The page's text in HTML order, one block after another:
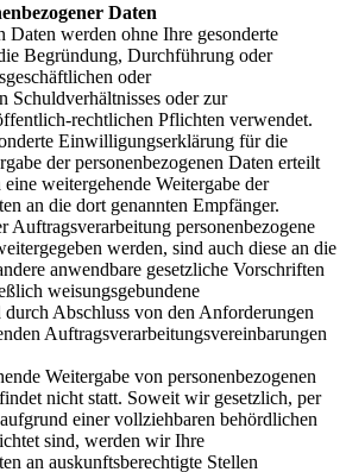
Daten
Daten werden ohne Ihre gesonderte
Begründung, Durchführung oder
oder
Schuldverhältnisses oder zur
rechtlichen Pflichten verwendet.
Einwilligungserklärung für die
der personenbezogenen Daten erteilt
weitergehende Weitergabe der
an die dort genannten Empfänger.
Auftragsverarbeitung personenbezogene
werden, sind auch diese an die
anwendbare gesetzliche Vorschriften
weisungsgebundene
Abschluss von den Anforderungen
Auftragsverarbeitungsvereinbarungen
Weitergabe von personenbezogenen
nicht statt. Soweit wir gesetzlich, per
einer vollziehbaren behördlichen
sind, werden wir Ihre
an auskunftsberechtigte Stellen